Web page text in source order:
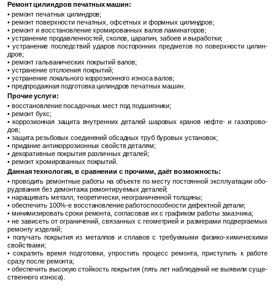
Ре­монт ци­лин­дров пе­чат­ных машин:
• ре­монт пе­чат­ных ци­лин­дров;
• ре­монт по­верх­но­сти пе­чат­ных, оф­сет­ных и форм­ных ци­лин­дров;
• ре­монт и вос­ста­нов­ле­ние хро­ми­ро­ван­ных валов ла­ми­на­то­ров;
• устра­не­ние про­дав­лен­но­стей, ско­лов, ца­ра­пин, за­бо­ев и вы­ра­бот­ки;
• устра­не­ние по­след­ствий уда­ров по­сто­рон­них пред­ме­тов по по­верх­но­сти ци­лин­
дров;
• ре­монт галь­ва­ни­че­ских по­кры­тий валов;
• устра­не­ние от­сло­е­ния по­кры­тий;
• устра­не­ние ло­каль­но­го кор­ро­зи­он­но­го из­но­са валов;
• пред­про­даж­ная под­го­тов­ка ци­лин­дров пе­чат­ных машин.
Про­чие услу­ги:
• вос­ста­нов­ле­ние по­са­доч­ных мест под под­шип­ни­ки;
• ре­монт букс;
• кор­ро­зи­он­ная за­щи­та внут­рен­них де­та­лей ша­ро­вых кра­нов нефте- и га­зо­про­во­
дов;
• за­щи­та резь­бо­вых со­еди­не­ний об­сад­ных труб бу­ро­вых уста­но­вок;
• при­да­ние ан­ти­кор­ро­зи­он­ных свойств де­та­лям;
• де­ко­ра­тив­ные по­кры­тия раз­лич­ных де­та­лей;
• ре­монт хро­ми­ро­ван­ных по­кры­тий.
Дан­ная тех­но­ло­гия, в срав­не­нии с про­чи­ми, даёт воз­мож­ность:
• про­во­дить ре­монт­ные ра­бо­ты на объ­ек­те по месту по­сто­ян­ной экс­плу­а­та­ции обо­
ру­до­ва­ния без де­мон­та­жа ре­мон­ти­ру­е­мых де­та­лей;
• на­ра­щи­вать ме­талл, тео­ре­ти­че­ски, неогра­ни­чен­ной тол­щи­ны;
• обес­пе­чить 100%-е вос­ста­нов­ле­ние ра­бо­то­спо­соб­но­сти де­фект­ной де­та­ли;
• ми­ни­ми­зи­ро­вать сроки ре­мон­та, со­гла­со­вав их с гра­фи­ком ра­бо­ты за­каз­чи­ка;
• не за­ви­сеть от огра­ни­че­ний, свя­зан­ных с гео­мет­ри­ей и раз­ме­ра­ми под­вер­га­е­мых
ре­мон­ту из­де­лий;
• по­лу­чать по­кры­тия из ме­тал­лов и спла­вов с тре­бу­е­мы­ми фи­зи­ко-хи­ми­че­ски­ми
свой­ства­ми;
• со­кра­тить время под­го­тов­ки, упро­стить про­цесс ре­мон­та, при­сту­пить к ра­бо­те
сразу после ре­мон­та;
• обес­пе­чить вы­со­кую стой­кость по­кры­тия (пять лет на­блю­де­ний не вы­яви­ли су­ще­
ствен­но­го из­но­са).